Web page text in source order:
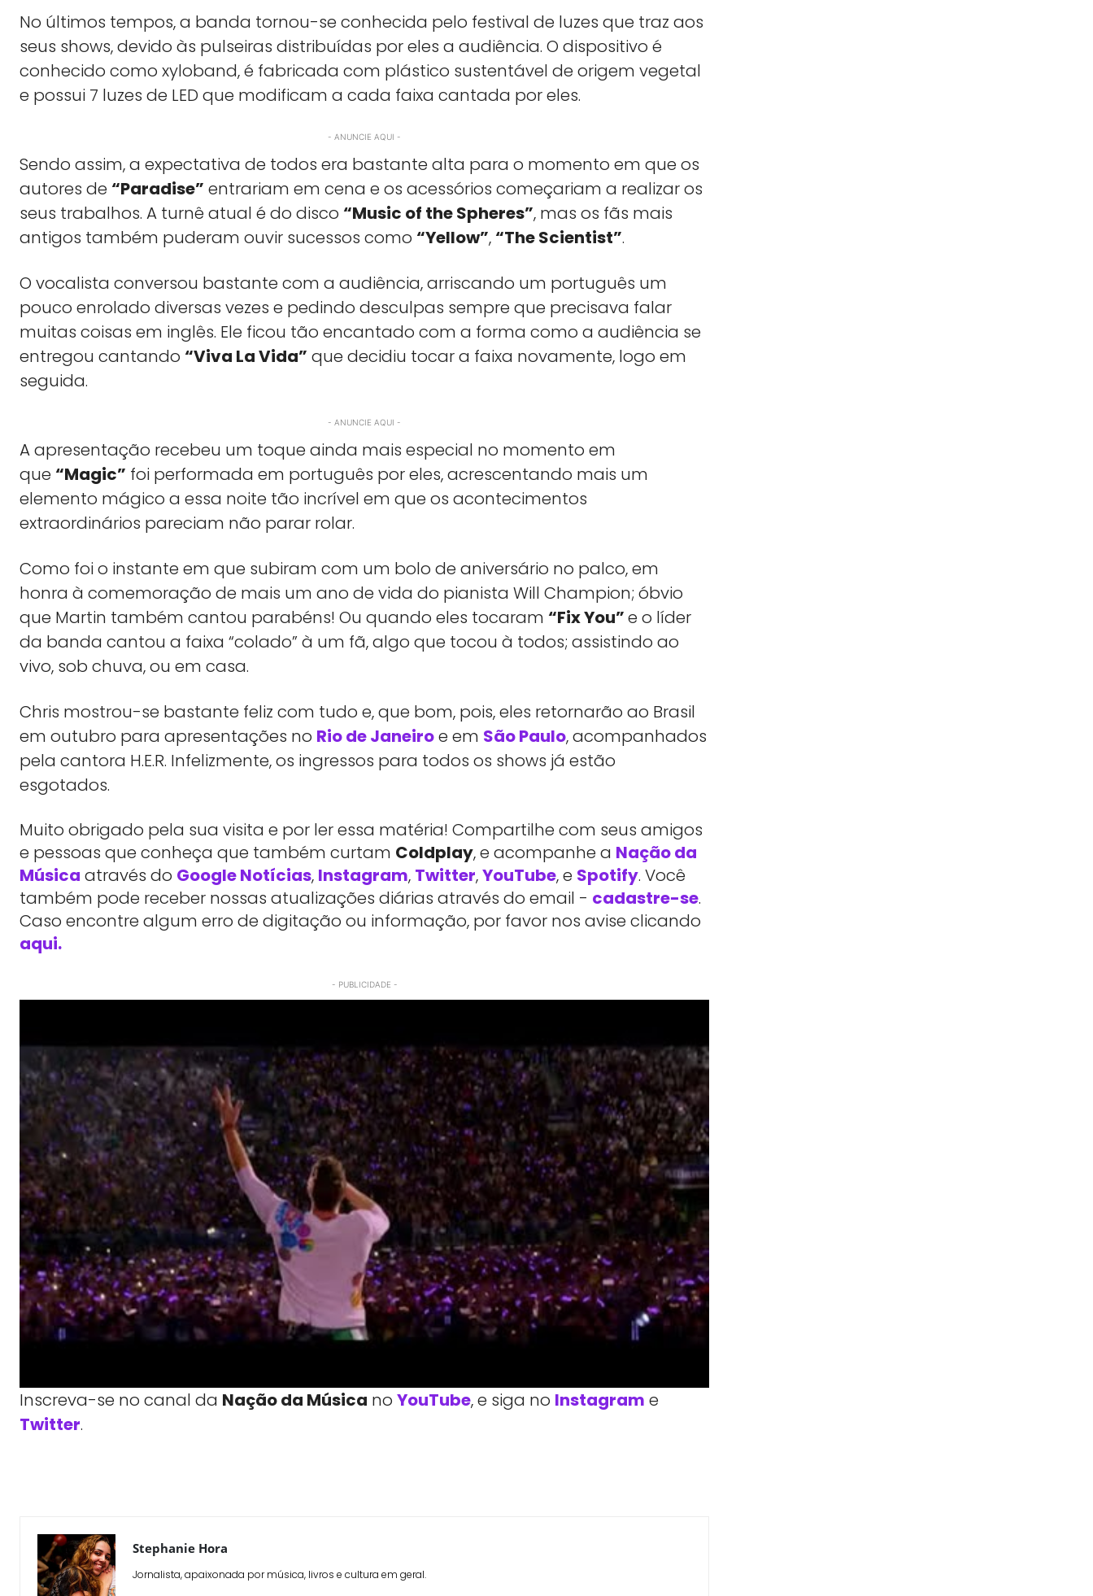
No últimos tempos, a banda tornou-se conhecida pelo festival de luzes que traz aos
seus shows, devido às pulseiras distribuídas por eles a audiência. O dispositivo é
conhecido como xyloband, é fabricada com plástico sustentável de origem vegetal
e possui 7 luzes de LED que modificam a cada faixa cantada por eles.
- ANUNCIE AQUI -
Sendo assim, a expectativa de todos era bastante alta para o momento em que os
autores de “Paradise” entrariam em cena e os acessórios começariam a realizar os
seus trabalhos. A turnê atual é do disco “Music of the Spheres”, mas os fãs mais
antigos também puderam ouvir sucessos como “Yellow”, “The Scientist”.
O vocalista conversou bastante com a audiência, arriscando um português um
pouco enrolado diversas vezes e pedindo desculpas sempre que precisava falar
muitas coisas em inglês. Ele ficou tão encantado com a forma como a audiência se
entregou cantando “Viva La Vida” que decidiu tocar a faixa novamente, logo em
seguida.
- ANUNCIE AQUI -
A apresentação recebeu um toque ainda mais especial no momento em
que “Magic” foi performada em português por eles, acrescentando mais um
elemento mágico a essa noite tão incrível em que os acontecimentos
extraordinários pareciam não parar rolar.
Como foi o instante em que subiram com um bolo de aniversário no palco, em
honra à comemoração de mais um ano de vida do pianista Will Champion; óbvio
que Martin também cantou parabéns! Ou quando eles tocaram “Fix You”e o líder
da banda cantou a faixa “colado” à um fã, algo que tocou à todos; assistindo ao
vivo, sob chuva, ou em casa.
Chris mostrou-se bastante feliz com tudo e, que bom, pois, eles retornarão ao Brasil
em outubro para apresentações no Rio de Janeiroe em São Paulo, acompanhados
pela cantora H.E.R. Infelizmente, os ingressos para todos os shows já estão
esgotados.
Muito obrigado pela sua visita e por ler essa matéria! Compartilhe com seus amigos
e pessoas que conheça que também curtam Coldplay, e acompanhe a Nação da
Música através do Google Notícias, Instagram, Twitter,YouTube, e Spotify. Você
também pode receber nossas atualizações diárias através do email - cadastre-se.
Caso encontre algum erro de digitação ou informação, por favor nos avise clicando
aqui.
- PUBLICIDADE -
Inscreva-se no canal da Nação da Música no YouTube, e siga no Instagram e
Twitter.
Stephanie Hora
Jornalista, apaixonada por música, livros e cultura em geral.